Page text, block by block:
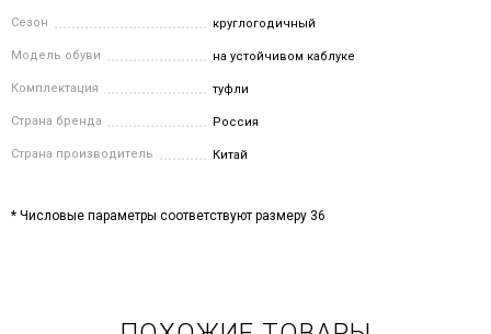
Сезон круглогодичный
Модель обуви на устойчивом каблуке
Комплектация туфли
Страна бренда Россия
Страна производитель Китай
* Числовые параметры соответствуют размеру 36